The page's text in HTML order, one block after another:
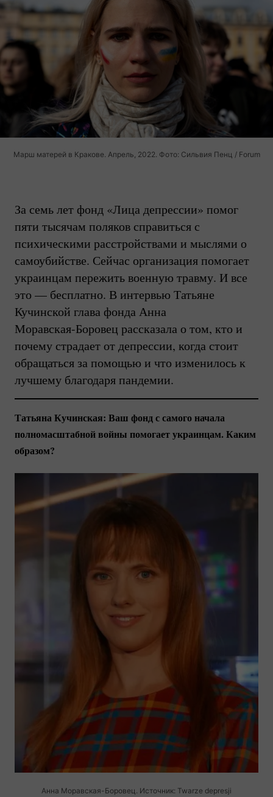
Марш матерей в Кракове. Апрель, 2022. Фото: Сильвия Пенц / Forum
За семь лет фонд «Лица депрессии» помог
пяти тысячам поляков справиться с
психическими расстройствами и мыслями о
самоубийстве. Сейчас организация помогает
украинцам пережить военную травму. И все
это — бесплатно. В интервью Татьяне
Кучинской глава фонда Анна
Моравская-Боровец рассказала о том, кто и
почему страдает от депрессии, когда стоит
обращаться за помощью и что изменилось к
лучшему благодаря пандемии.
Татьяна Кучинская: Ваш фонд с самого начала
полномасштабной войны помогает украинцам. Каким
образом?
Анна Моравская-Боровец. Источник: Twarze depresji